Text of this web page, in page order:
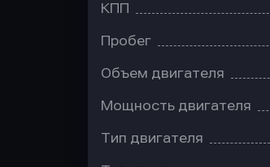
КПП
Пробег
Объем двигателя
Мощность двигателя
Тип двигателя